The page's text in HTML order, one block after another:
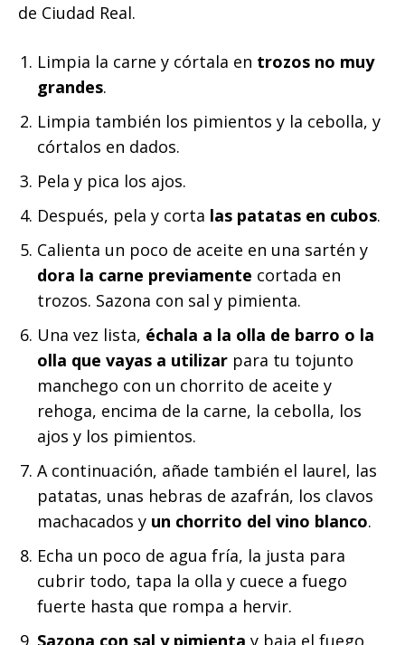
de Ciudad Real.
Limpia la carne y córtala en trozos no muy
grandes.
Limpia también los pimientos y la cebolla, y
córtalos en dados.
Pela y pica los ajos.
Después, pela y corta las patatas en cubos.
Calienta un poco de aceite en una sartén y
dora la carne previamente cortada en
trozos. Sazona con sal y pimienta.
Una vez lista, échala a la olla de barro o la
olla que vayas a utilizar para tu tojunto
manchego con un chorrito de aceite y
rehoga, encima de la carne, la cebolla, los
ajos y los pimientos.
A continuación, añade también el laurel, las
patatas, unas hebras de azafrán, los clavos
machacados y un chorrito del vino blanco.
Echa un poco de agua fría, la justa para
cubrir todo, tapa la olla y cuece a fuego
fuerte hasta que rompa a hervir.